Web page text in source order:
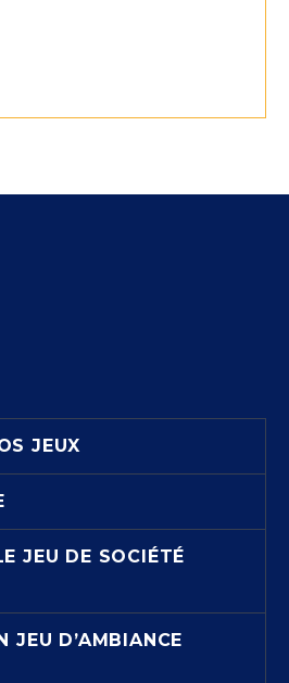
JEUX
JEU DE SOCIÉTÉ
JEU D’AMBIANCE